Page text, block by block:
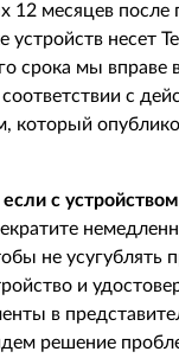
12 месяцев после
устройств несет
срока мы вправе
соответствии с
который
с
не усугублять
и
в
решение